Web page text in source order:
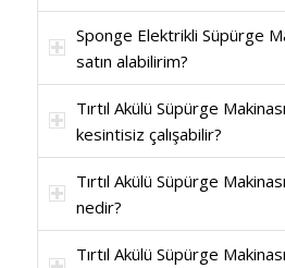
Sponge Elektrikli Süpürge
satın alabilirim?
Tırtıl Akülü Süpürge
kesintisiz çalışabilir?
Tırtıl Akülü Süpürge
nedir?
Tırtıl Akülü Süpürge